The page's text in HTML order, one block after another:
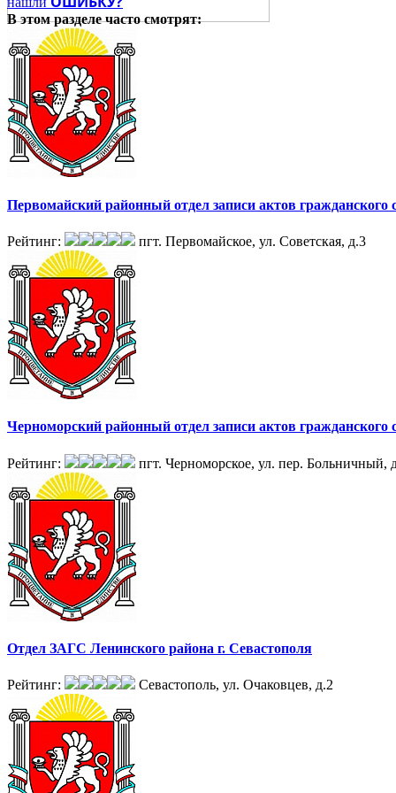
В этом разделечасто смотрят:
Первомайский районный отдел записи актов
Рейтинг: пгт. Первомайское, ул. Советская, д.3
Черноморский районный отдел записи актов
Рейтинг: пгт. Черноморское, ул. пер. Больничный,
Отдел ЗАГС Ленинского района г. Севастополя
Рейтинг: Севастополь, ул. Очаковцев, д.2